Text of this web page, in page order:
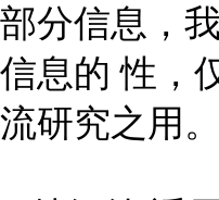
部分信息，
信息的 性，
流研究之用。